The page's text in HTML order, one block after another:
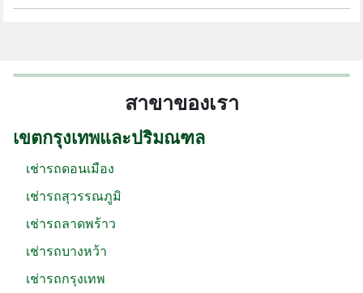
สาขาของเรา
เขตกรุงเทพและปริมณฑล
เช่ารถดอนเมือง
เช่ารถสุวรรณภูมิ
เช่ารถลาดพร้าว
เช่ารถบางหว้า
เช่ารถกรุงเทพ